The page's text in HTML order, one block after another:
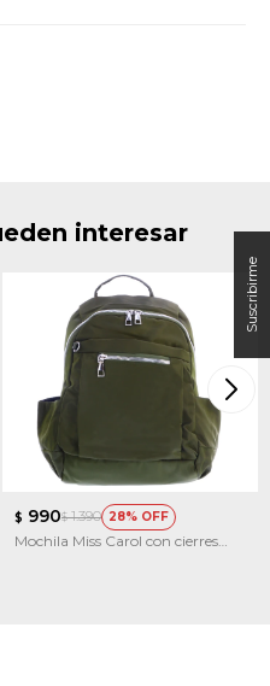
interesar
$ 990$ 1.390 28
Mochila Miss Carol con cierres